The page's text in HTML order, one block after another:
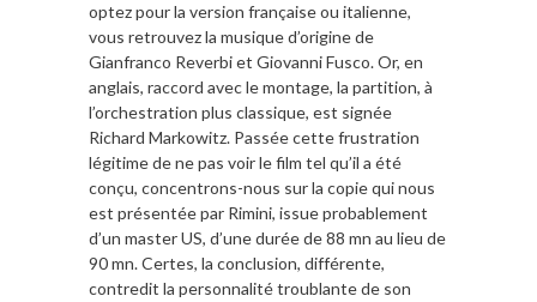
optez pour la version française ou italienne,
vous retrouvez la musique d’origine de
Gianfranco Reverbi et Giovanni Fusco. Or, en
anglais, raccord avec le montage, la partition, à
l’orchestration plus classique, est signée
Richard Markowitz. Passée cette frustration
légitime de ne pas voir le film tel qu’il a été
conçu, concentrons-nous sur la copie qui nous
est présentée par Rimini, issue probablement
d’un master US, d’une durée de 88 mn au lieu de
90 mn. Certes, la conclusion, différente,
contredit la personnalité troublante de son